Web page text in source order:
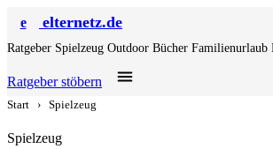
e elternetz.de
Ratgeber Spielzeug Outdoor Bücher Familienurlaub
Ratgeber stöbern
Start › Spielzeug
Spielzeug